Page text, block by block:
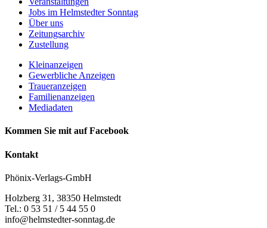
Jobs im Helmstedter Sonntag
Über uns
Zeitungsarchiv
Zustellung
Kleinanzeigen
Gewerbliche Anzeigen
Traueranzeigen
Familienanzeigen
Mediadaten
Kommen Sie mit auf Facebook
Kontakt
Phönix-Verlags-GmbH
Holzberg 31, 38350 Helmstedt
Tel.: 0 53 51 / 5 44 55 0
info@helmstedter-sonntag.de